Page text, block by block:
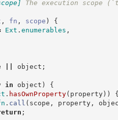
The execution scope
, fn , scope )
{
Ext .enumerables ,
object ;
in object )
{
. hasOwnProperty( property) )
. call ( scope , property ,
;